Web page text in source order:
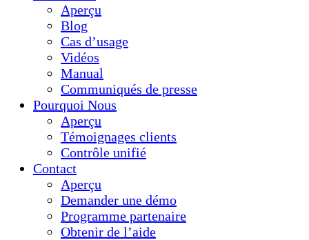
Aperçu
Blog
Cas d’usage
Vidéos
Manual
Communiqués de presse
Pourquoi Nous
Aperçu
Témoignages clients
Contrôle unifié
Contact
Aperçu
Demander une démo
Programme partenaire
Obtenir de l’aide